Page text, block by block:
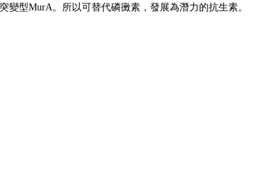
型MurA。所以可替代磷黴素，發展為潛力的抗生素。